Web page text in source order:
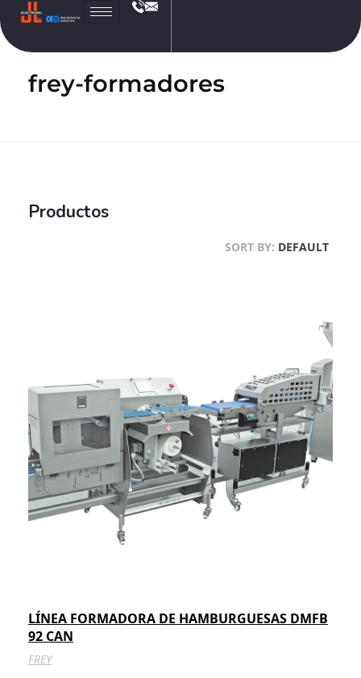
frey-formadores
Productos
SORT BY: DEFAULT
LÍNEA FORMADORA DE HAMBURGUESAS DMFB
92 CAN
FREY